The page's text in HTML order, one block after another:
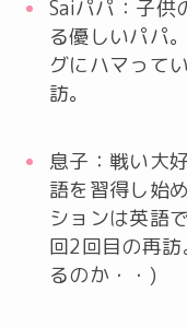
Saiパパ：子供
る優しいパパ
グにハマって
訪。
息子：戦い大
語を習得し始
ションは英語
回2回目の再
るのか・・)